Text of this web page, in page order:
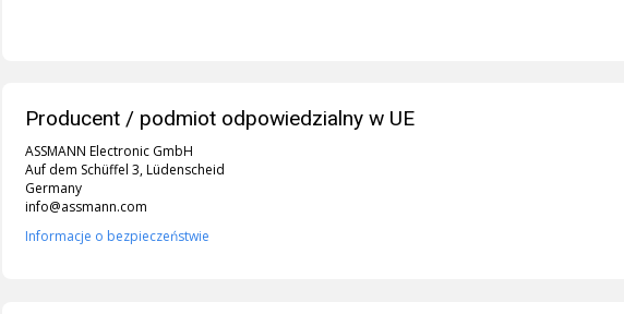
Producent / podmiot odpowiedzialny w UE
ASSMANN Electronic GmbH
Auf dem Schüffel 3, Lüdenscheid
Germany
info@assmann.com
Informacje o bezpieczeństwie